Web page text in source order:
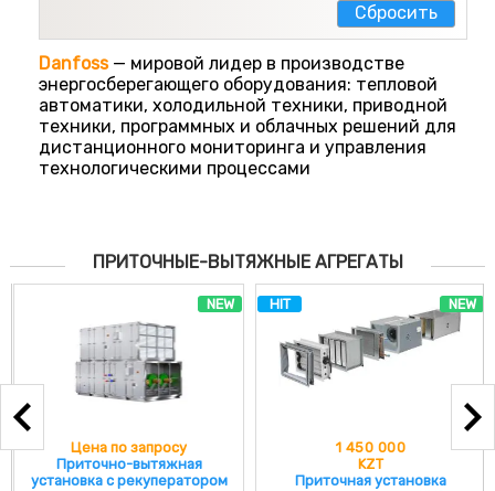
Cбросить
Danfoss— мировой лидер в производстве
энергосберегающего оборудования: тепловой
автоматики, холодильной техники, приводной
техники, программных и облачных решений для
дистанционного мониторинга и управления
технологическими процессами
ПРИТОЧНЫЕ-ВЫТЯЖНЫЕ АГРЕГАТЫ
NEW
Цена по запросу
Приточно-вытяжная
установка с рекуператором
NEW
HIT
1 450 000
KZT
Приточная установка